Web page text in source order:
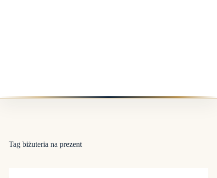
Tag biżuteria na prezent